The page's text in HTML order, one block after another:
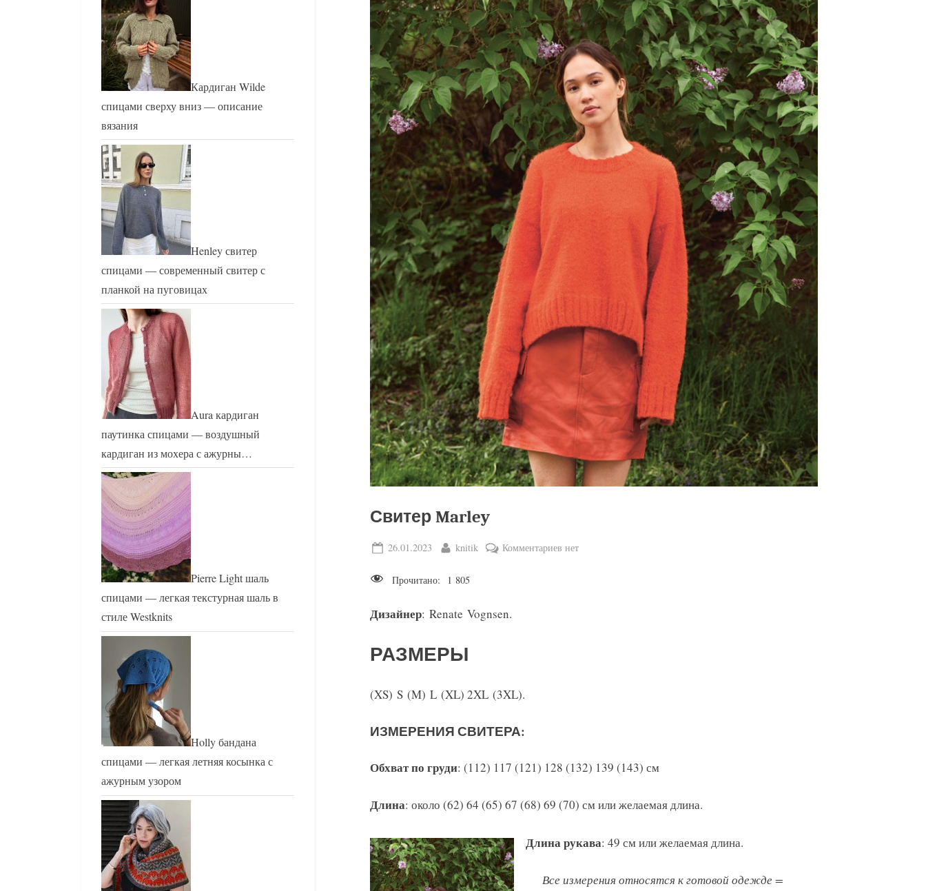
Свитер Marley
Posted
26.01.2023 By
knitik Комментариев кнет
Прочитано: 1 805
Дизайнер: Renate Vognsen.
РАЗМЕРЫ
(XS) S (M) L (XL) 2XL (3XL).
ИЗМЕРЕНИЯ СВИТЕРА:
Обхват по груди: (112) 117 (121) 128 (132) 139 (143) см
Длина: около (62) 64 (65) 67 (68) 69 (70) см или желаемая длина.
Длина рукава: 49 см или желаемая длина.
Все измерения относятся к готовой одежде =
Кардиган Wilde
спицами сверху вниз — описание
вязания
Henley свитер
спицами — современный свитер с
планкой на пуговицах
Aura кардиган
паутинка спицами — воздушный
кардиган из мохера с ажурны…
Pierre Light шаль
спицами — легкая текстурная шаль в
стиле Westknits
Holly бандана
спицами — легкая летняя косынка с
ажурным узором